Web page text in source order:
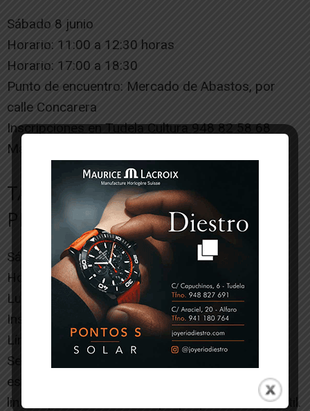
Sábado 8 junio
Horario: 11:00 a 12:30 horas
Horario: 17:00 a 18:30
Punto de encuentro: Mercado de Abastos, por
calle Concarera
Inscripciones en Tudela Cultura 948 82 58 68
Máximo 25 personas
TALLER «DISEÑA Y ESTAMPA TU
PROPIA TOTE BAG»
Sábado 8 junio
Horario: 11:00 a 12:30 horas
Lugar: Mercado de Abasto
Inscripciones en Tudela Cultura 948 82 58 68
Límite 15 plazas (a partir de 15 años)
Se diseñará y simplificará una imagen que será
estampada mediante la técnica de grabado con
linóleo para crear nuestra propia pieza sobre textil.